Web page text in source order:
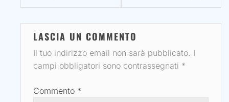
LASCIA UN COMMENTO
Il tuo indirizzo email non sarà pubblicato. I
campi obbligatori sono contrassegnati *
Commento *